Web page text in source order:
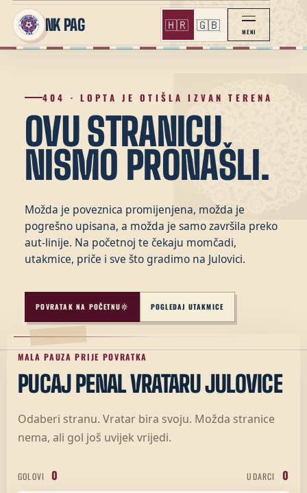
NK PAG 🇭🇷 🇬🇧 MENI
404 · LOPTA JE OTIŠLA IZVAN TERENA
OVU STRANICU
NISMO PRONAŠLI.
Možda je poveznica promijenjena, možda je
pogrešno upisana, a možda je samo završila preko
aut-linije. Na početnoj te čekaju momčadi,
utakmice, priče i sve što gradimo na Julovici.
POVRATAK NA POČETNU POGLEDAJ UTAKMICE
MALA PAUZA PRIJE POVRATKA
PUCAJ PENAL VRATARU JULOVICE
Odaberi stranu. Vratar bira svoju. Možda stranice
nema, ali gol još uvijek vrijedi.
GOLOVI 0 UDARCI 0